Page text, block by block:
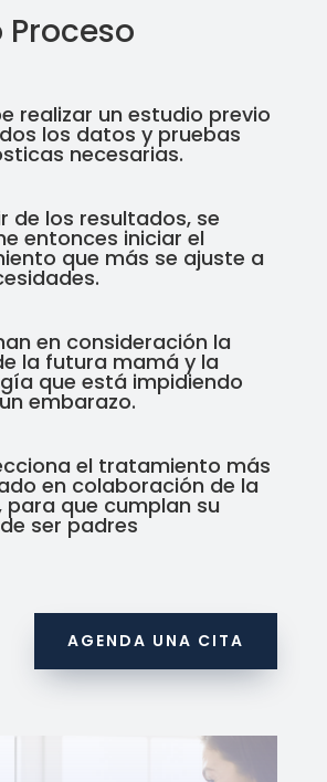
Proceso
realizar un estudio previo
los datos y pruebas
necesarias.
de los resultados, se
entonces iniciar el
que más se ajuste a
en consideración la
la futura mamá y la
que está impidiendo
embarazo.
el tratamiento más
en colaboración de la
para que cumplan su
ser padres
AGENDA UNA CITA